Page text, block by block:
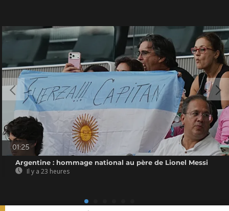
01:25
Argentine : hommage national au père de Lionel Messi
Il y a 23 heures